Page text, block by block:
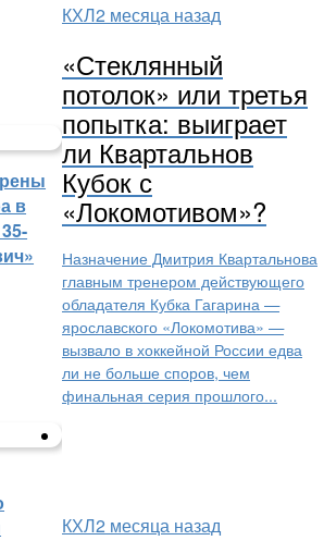
в
КХЛ2 месяца назад
«Стеклянный
потолок» или третья
попытка: выиграет
ли Квартальнов
Кубок с
«Локомотивом»?
Назначение Дмитрия Квартальнова
главным тренером действующего
обладателя Кубка Гагарина —
ярославского «Локомотива» —
вызвало в хоккейной России едва
ли не больше споров, чем
финальная серия прошлого...
КХЛ2 месяца назад